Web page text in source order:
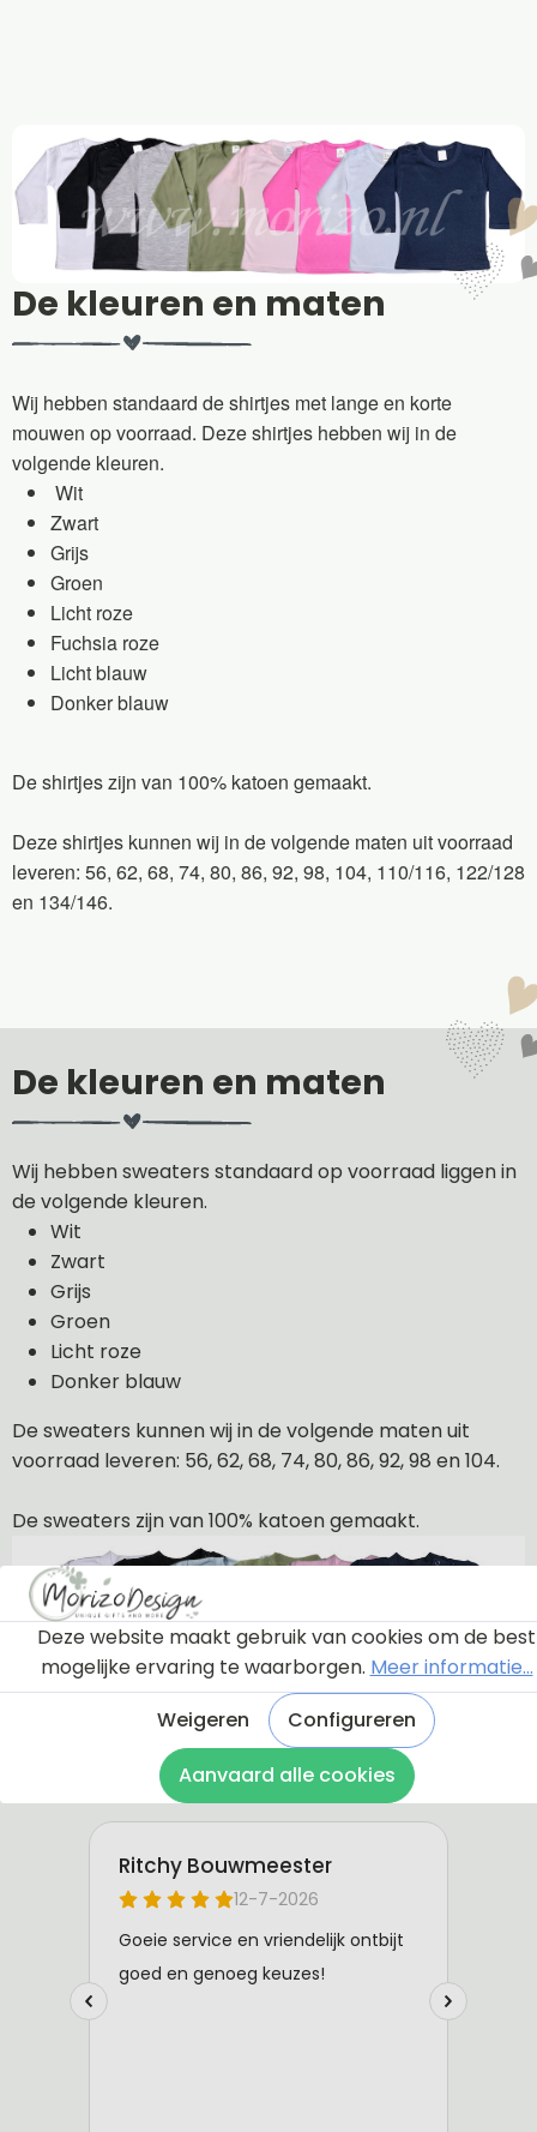
De kleuren en maten
Wij hebben standaard de shirtjes met lange en korte
mouwen op voorraad. Deze shirtjes hebben wij in de
volgende kleuren.
Wit
Zwart
Grijs
Groen
Licht roze
Fuchsia roze
Licht blauw
Donker blauw
De shirtjes zijn van 100% katoen gemaakt.
Deze shirtjes kunnen wij in de volgende maten uit voorraad
leveren: 56, 62, 68, 74, 80, 86, 92, 98, 104, 110/116, 122/128
en 134/146.
De kleuren en maten
Wij hebben sweaters standaard op voorraad liggen in
de volgende kleuren.
Wit
Zwart
Grijs
Groen
Licht roze
Donker blauw
De sweaters kunnen wij in de volgende maten uit
voorraad leveren: 56, 62, 68, 74, 80, 86, 92, 98 en 104.
De sweaters zijn van 100% katoen gemaakt.
Deze website maakt gebruik van cookies om de best
mogelijke ervaring te waarborgen. Meer informatie...
Weigeren
Configureren
Aanvaard alle cookies